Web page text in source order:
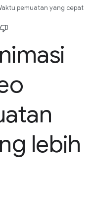
pemuatan yang cepat
lebih